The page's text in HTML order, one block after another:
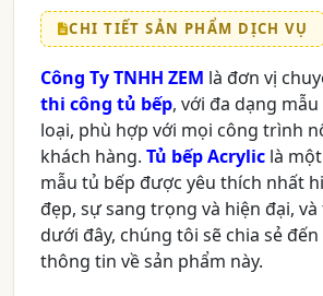
CHI TIẾT SẢN PHẨM DỊCH VỤ
Công Ty TNHH ZEM là đơn vị
thi công tủ bếp, với đa dạng
loại, phù hợp với mọi công trình
khách hàng. Tủ bếp Acrylic là
mẫu tủ bếp được yêu thích nhất
đẹp, sự sang trọng và hiện đại,
dưới đây, chúng tôi sẽ chia sẻ
thông tin về sản phẩm này.